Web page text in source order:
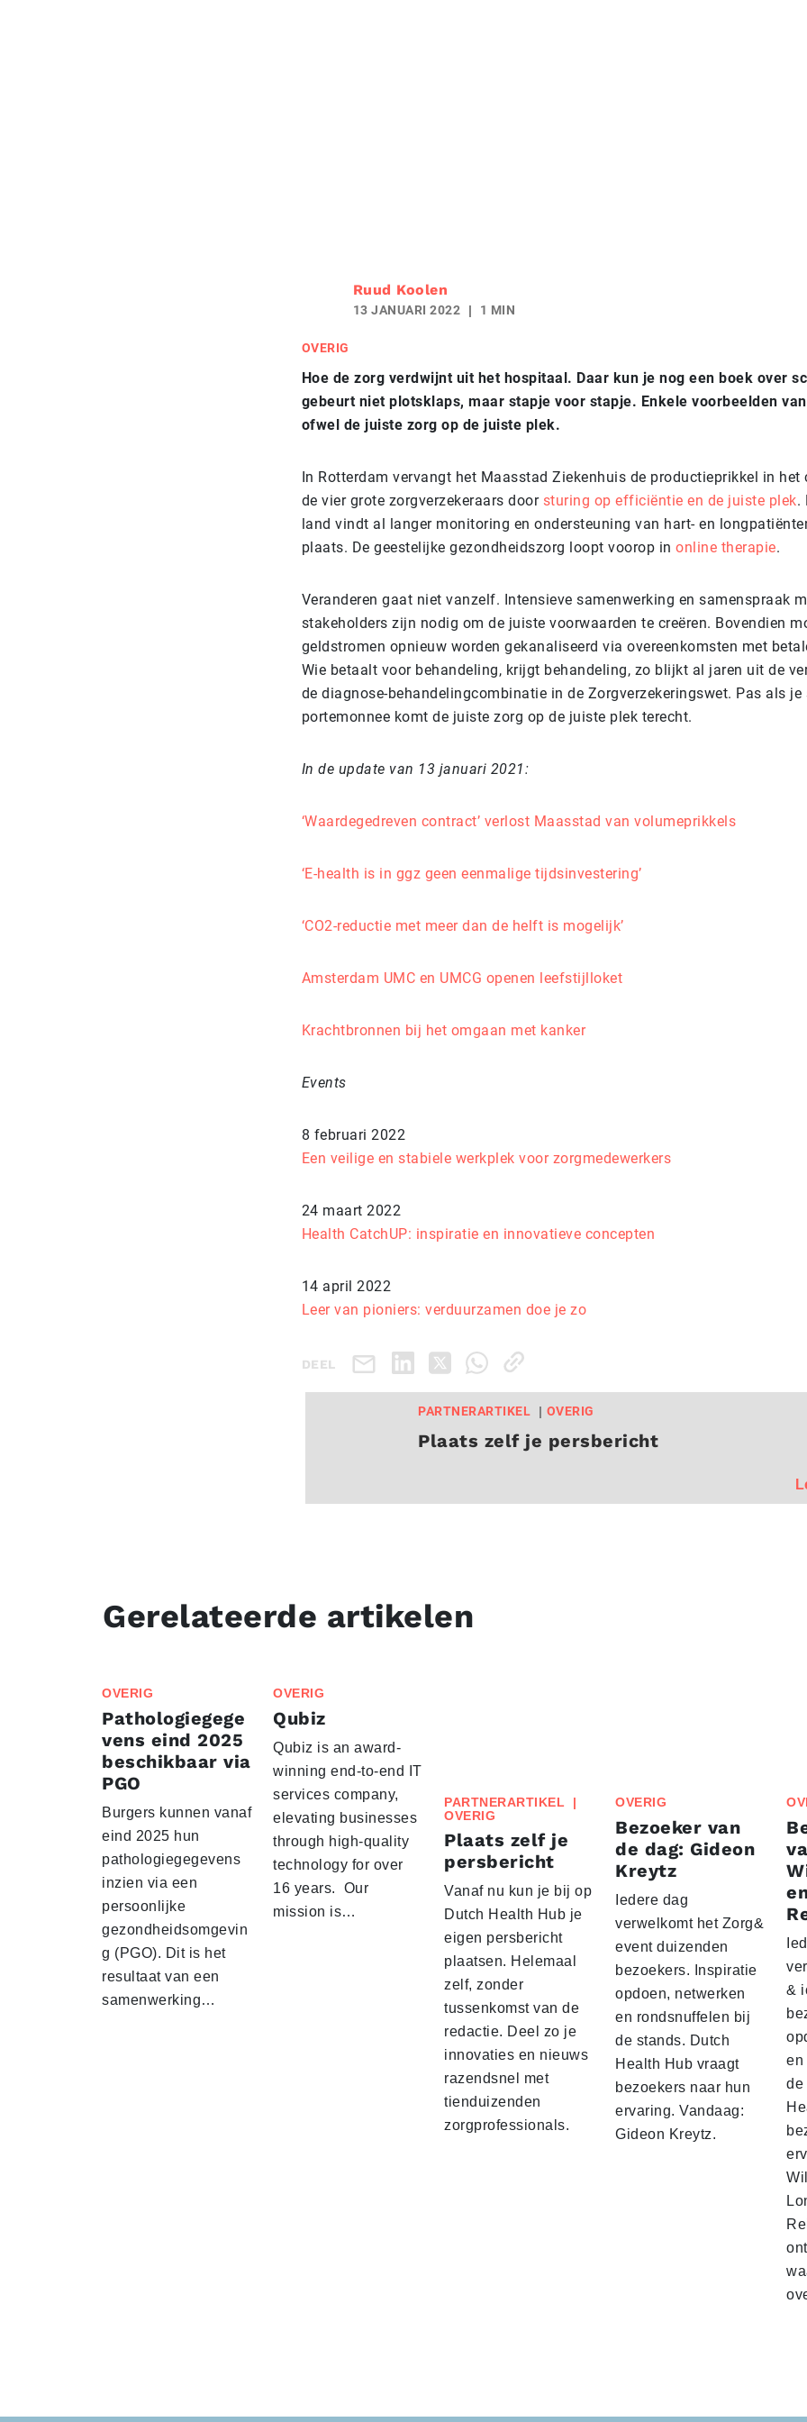
Ruud Koolen
13 JANUARI 2022 1 MIN
OVERIG
Hoe de zorg verdwijnt uit het hospitaal. Daar kun je nog een boek over
gebeurt niet plotsklaps, maar stapje voor stapje. Enkele voorbeelden van
ofwel de juiste zorg op de juiste plek.
In Rotterdam vervangt het Maasstad Ziekenhuis de productieprikkel in het
de vier grote zorgverzekeraars door sturing op efficiëntie en de juiste plek.
land vindt al langer monitoring en ondersteuning van hart- en
plaats. De geestelijke gezondheidszorg loopt voorop in online therapie.
Veranderen gaat niet vanzelf. Intensieve samenwerking en samenspraak
stakeholders zijn nodig om de juiste voorwaarden te creëren. Bovendien
geldstromen opnieuw worden gekanaliseerd via overeenkomsten met
Wie betaalt voor behandeling, krijgt behandeling, zo blijkt al jaren uit de
de diagnose-behandelingcombinatie in de Zorgverzekeringswet. Pas als
portemonnee komt de juiste zorg op de juiste plek terecht.
In de update van 13 januari 2021:
‘Waardegedreven contract’ verlost Maasstad van volumeprikkels
‘E-health is in ggz geen eenmalige tijdsinvestering’
‘CO2-reductie met meer dan de helft is mogelijk’
Amsterdam UMC en UMCG openen leefstijlloket
Krachtbronnen bij het omgaan met kanker
Events
8 februari 2022
Een veilige en stabiele werkplek voor zorgmedewerkers
24 maart 2022
Health CatchUP: inspiratie en innovatieve concepten
14 april 2022
Leer van pioniers: verduurzamen doe je zo
DEEL
PARTNERARTIKEL OVERIG
Plaats zelf je persbericht
Gerelateerde artikelen
OVERIG
Pathologiegege
vens eind 2025
beschikbaar via
PGO
Burgers kunnen vanaf
eind 2025 hun
pathologiegegevens
inzien via een
persoonlijke
gezondheidsomgevin
g (PGO). Dit is het
resultaat van een
samenwerking…
OVERIG
Qubiz
Qubiz is an award-
winning end-to-end IT
services company,
elevating businesses
through high-quality
technology for over
16 years. Our
mission is…
PARTNERARTIKEL
|
OVERIG
Plaats zelf je
persbericht
Vanaf nu kun je bij op
Dutch Health Hub je
eigen persbericht
plaatsen. Helemaal
zelf, zonder
tussenkomst van de
redactie. Deel zo je
innovaties en nieuws
razendsnel met
tienduizenden
zorgprofessionals.
OVERIG
Bezoeker van
de dag: Gideon
Kreytz
Iedere dag
verwelkomt het Zorg&
event duizenden
bezoekers. Inspiratie
opdoen, netwerken
en rondsnuffelen bij
de stands. Dutch
Health Hub vraagt
bezoekers naar hun
ervaring. Vandaag:
Gideon Kreytz.
&
en
de